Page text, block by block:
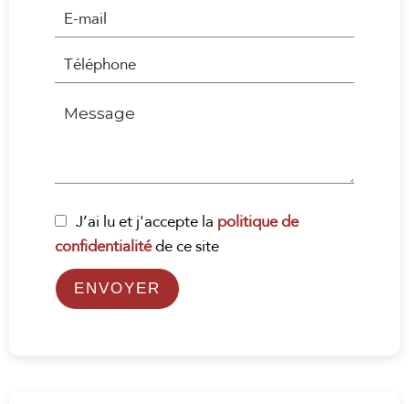
J’ai lu et j'accepte lapolitique de
confidentialitéde ce site
ENVOYER